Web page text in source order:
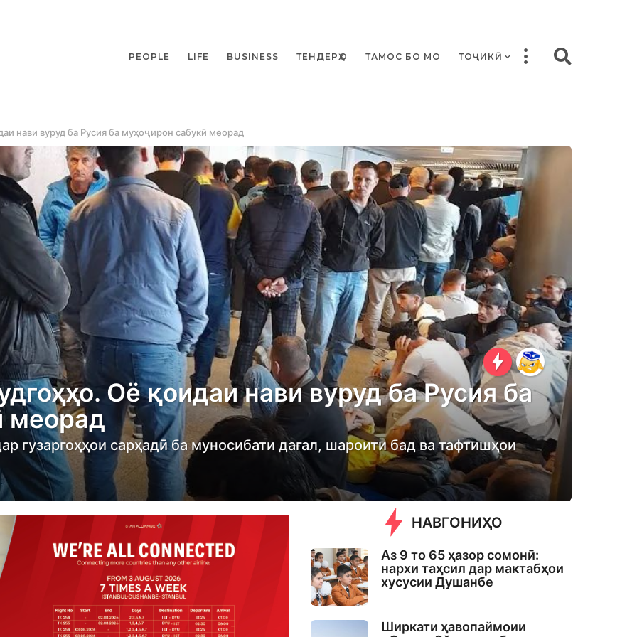
PEOPLE LIFE BUSINESS ТЕНДЕРҲО ТАМОС БО МО ТОҶИКӢ
нави вуруд ба Русия ба муҳоҷирон сабукӣ меорад
Оё қоидаи нави вуруд ба Русия ба
меорад
гузаргоҳҳои сарҳадӣ ба муносибати дағал, шароити бад ва тафтишҳои
НАВГОНИҲО
Аз 9 то 65 ҳазор сомонӣ:
нархи таҳсил дар мактабҳои
хусусии Душанбе
Ширкати ҳавопаймоии